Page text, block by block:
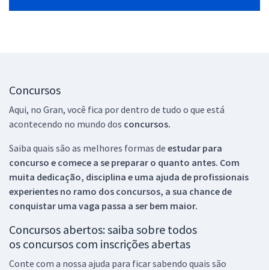
Concursos
Aqui, no Gran, você fica por dentro de tudo o que está
acontecendo no mundo dos concursos.
Saiba quais são as melhores formas de estudar para
concurso e comece a se preparar o quanto antes. Com
muita dedicação, disciplina e uma ajuda de profissionais
experientes no ramo dos concursos, a sua chance de
conquistar uma vaga passa a ser bem maior.
Concursos abertos: saiba sobre todos
os concursos com inscrições abertas
Conte com a nossa ajuda para ficar sabendo quais são